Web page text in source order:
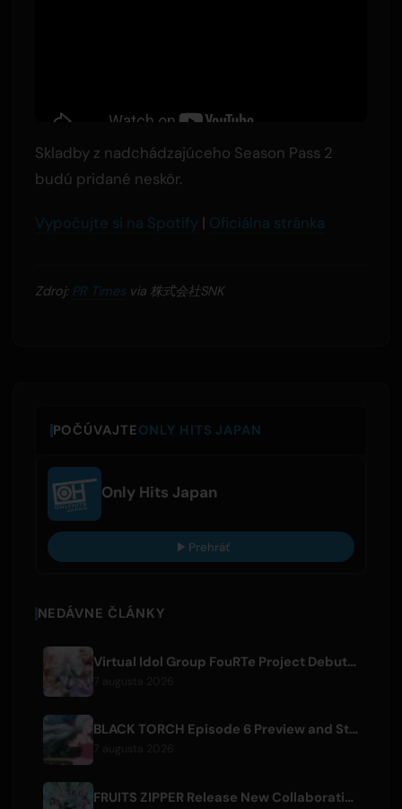
Skladby z nadchádzajúceho Season Pass 2
budú pridané neskôr.
Vypočujte si na Spotify | Oficiálna stránka
Zdroj: PR Timesvia 株式会社SNK
POČÚVAJTEONLY HITS JAPAN
Only Hits Japan
Prehráť
NEDÁVNE ČLÁNKY
Virtual Idol Group FouRTe Project Debuts with 'ALL IN' Album Produced by m-flo's ☆Taku Takahashi
BLACK TORCH Episode 6 Preview and Streaming Details
FRUITS ZIPPER Release New Collaboration Song '1,2,3,FOOOOUR'